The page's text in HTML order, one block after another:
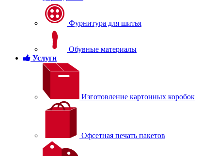
Фурнитура для шитья
Обувные материалы
Услуги
Изготовление картонных коробок
Офсетная печать пакетов